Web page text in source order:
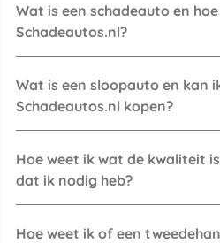
Wat is een schadeauto en
Schadeautos.nl?
Wat is een sloopauto en kan
Schadeautos.nl kopen?
Hoe weet ik wat de kwaliteit
dat ik nodig heb?
Hoe weet ik of een